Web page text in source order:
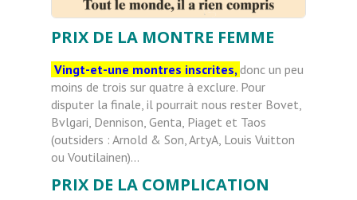
PRIX DE LA MONTRE FEMME
Vingt-et-une montres inscrites, donc un peu
moins de trois sur quatre à exclure. Pour
disputer la finale, il pourrait nous rester Bovet,
Bvlgari, Dennison, Genta, Piaget et Taos
(outsiders : Arnold & Son, ArtyA, Louis Vuitton
ou Voutilainen)…
PRIX DE LA COMPLICATION